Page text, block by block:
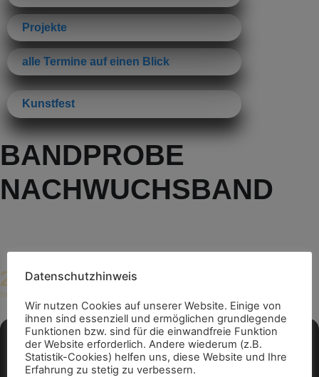
Projekte
alle Termine auf einen Blick
Kunstfest
BANDPROBE
NACHWUCHSBAND
26
NOV
15:00 (GMT+01:00)
Datenschutzhinweis
Wir nutzen Cookies auf unserer Website. Einige von
ihnen sind essenziell und ermöglichen grundlegende
Funktionen bzw. sind für die einwandfreie Funktion
der Website erforderlich. Andere wiederum (z.B.
Statistik-Cookies) helfen uns, diese Website und Ihre
Erfahrung zu stetig zu verbessern.